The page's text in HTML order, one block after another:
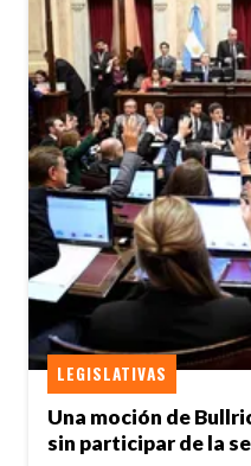
Una moción de
sin participar de la
LEGISLATIVAS